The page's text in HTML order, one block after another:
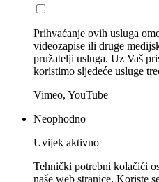
Prihvaćanje ovih usluga
videozapise ili druge
pružatelji usluga. Uz Vaš
koristimo sljedeće usluge
Vimeo, YouTube
Neophodno
Uvijek aktivno
Tehnički potrebni kolačići
naše web stranice. Koriste